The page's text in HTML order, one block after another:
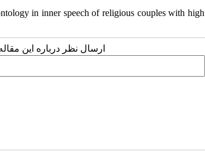
in inner speech of religious couples with high
ارسال نظر درباره این